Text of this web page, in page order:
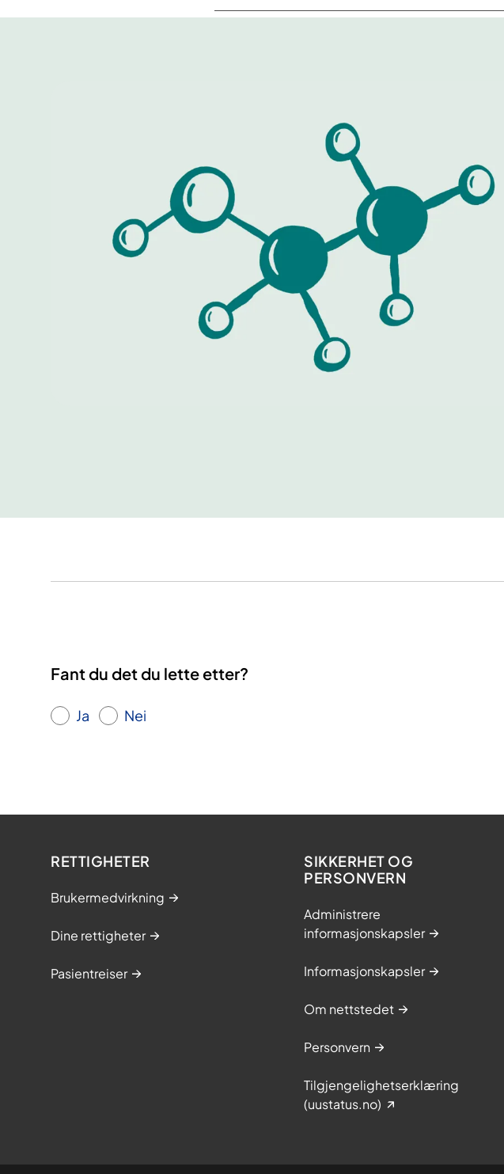
Fant du det du lette etter?
Ja Nei
RETTIGHETER
Brukermedvirkning
Dine rettigheter
Pasientreiser
SIKKERHET OG
PERSONVERN
Administrere
informasjonskapsler
Informasjonskapsler
Om nettstedet
Personvern
Tilgjengelighetserklæring
(uustatus.no)